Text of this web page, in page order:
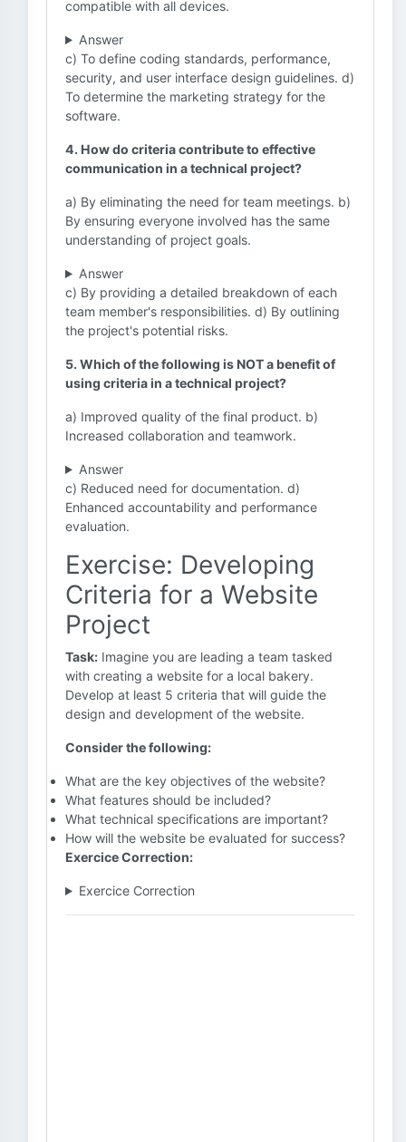
compatible with all devices.
Answer
c) To define coding standards, performance,
security, and user interface design guidelines. d)
To determine the marketing strategy for the
software.
4. How do criteria contribute to effective
communication in a technical project?
a) By eliminating the need for team meetings. b)
By ensuring everyone involved has the same
understanding of project goals.
Answer
c) By providing a detailed breakdown of each
team member's responsibilities. d) By outlining
the project's potential risks.
5. Which of the following is NOT a benefit of
using criteria in a technical project?
a) Improved quality of the final product. b)
Increased collaboration and teamwork.
Answer
c) Reduced need for documentation. d)
Enhanced accountability and performance
evaluation.
Exercise: Developing
Criteria for a Website
Project
Task: Imagine you are leading a team tasked
with creating a website for a local bakery.
Develop at least 5 criteria that will guide the
design and development of the website.
Consider the following:
What are the key objectives of the website?
What features should be included?
What technical specifications are important?
How will the website be evaluated for success?
Exercice Correction:
Exercice Correction